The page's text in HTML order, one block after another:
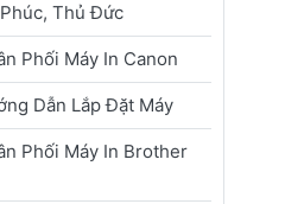
Thủ Đức
Phối Máy In Canon
Dẫn Lắp Đặt Máy
Phối Máy In Brother